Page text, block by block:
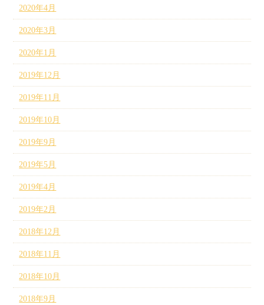
2020年4月
2020年3月
2020年1月
2019年12月
2019年11月
2019年10月
2019年9月
2019年5月
2019年4月
2019年2月
2018年12月
2018年11月
2018年10月
2018年9月